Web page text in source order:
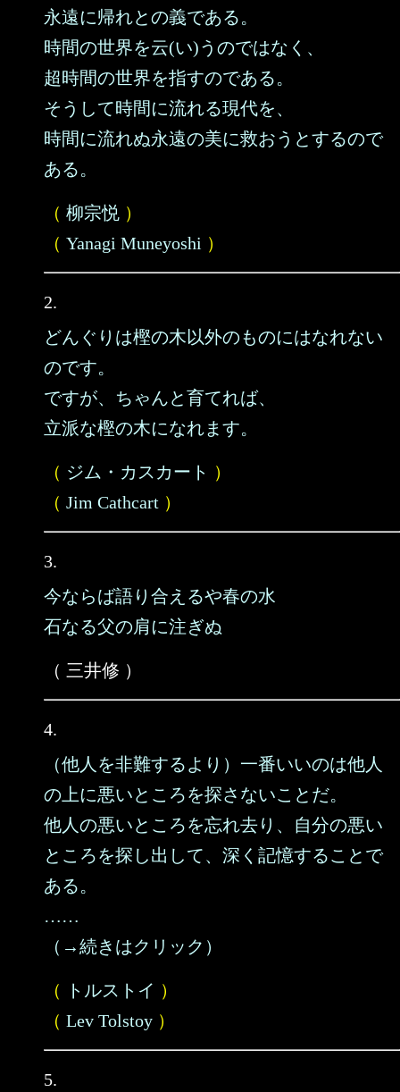
永遠に帰れとの義である。
時間の世界を云(い)うのではなく、
超時間の世界を指すのである。
そうして時間に流れる現代を、
時間に流れぬ永遠の美に救おうとするので
ある。
（ 柳宗悦 ）
（ Yanagi Muneyoshi ）
2.
どんぐりは樫の木以外のものにはなれない
のです。
ですが、ちゃんと育てれば、
立派な樫の木になれます。
（ ジム・カスカート ）
（ Jim Cathcart ）
3.
今ならば語り合えるや春の水
石なる父の肩に注ぎぬ
（ 三井修 ）
4.
（他人を非難するより）一番いいのは他人
の上に悪いところを探さないことだ。
他人の悪いところを忘れ去り、自分の悪い
ところを探し出して、深く記憶することで
ある。
……
（→続きはクリック）
（ トルストイ ）
（ Lev Tolstoy ）
5.